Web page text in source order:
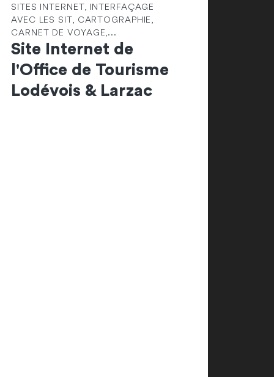
SITES INTERNET, INTERFAÇAGE
AVEC LES SIT, CARTOGRAPHIE,
CARNET DE VOYAGE,...
Site Internet de
l'Office de Tourisme
Lodévois & Larzac